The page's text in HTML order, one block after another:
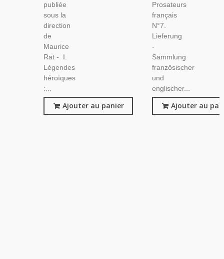
publiée
sous la
direction
de
Maurice
Rat - I.
Légendes
héroïques
:...
Ajouter au panier
Prosateurs
français
N°7.
Lieferung
-
Sammlung
französischer
und
englischer...
Ajouter au